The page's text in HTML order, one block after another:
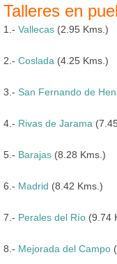
Talleres en
1.- Vallecas (2.95 Kms.)
2.- Coslada (4.25 Kms.)
3.- San Fernando de
4.- Rivas de Jarama
5.- Barajas (8.28 Kms.)
6.- Madrid (8.42 Kms.)
7.- Perales del Río (9.74
8.- Mejorada del Campo